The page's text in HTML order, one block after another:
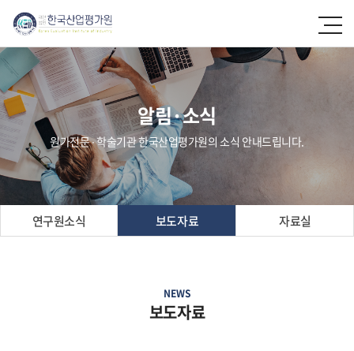
알림·소식
원가전문 ∙ 학술기관 한국산업평가원의 소식 안내드립니다.
연구원소식 보도자료 자료실
NEWS
보도자료